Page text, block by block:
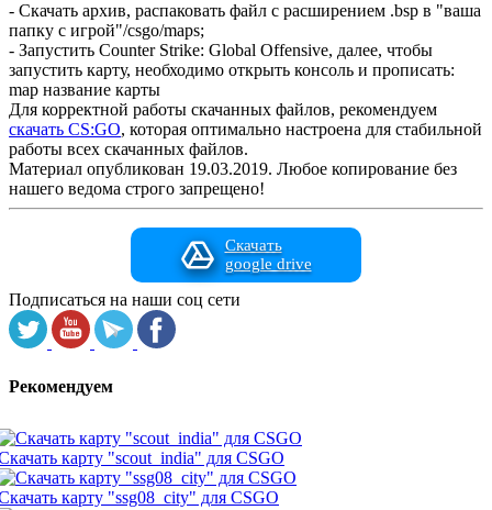
- Скачать архив, распаковать файл с расширением .bsp в "ваша
папку с игрой"/csgo/maps;
- Запустить Counter Strike: Global Offensive, далее, чтобы
запустить карту, необходимо открыть консоль и прописать:
map название карты
Для корректной работы скачанных файлов, рекомендуем
скачать CS:GO, которая оптимально настроена для стабильной
работы всех скачанных файлов.
Материал опубликован 19.03.2019. Любое копирование без
нашего ведома строго запрещено!
Скачать
google drive
Подписаться на наши соц сети
Рекомендуем
карту "scout_india" для CSGO
карту "ssg08_city" для CSGO